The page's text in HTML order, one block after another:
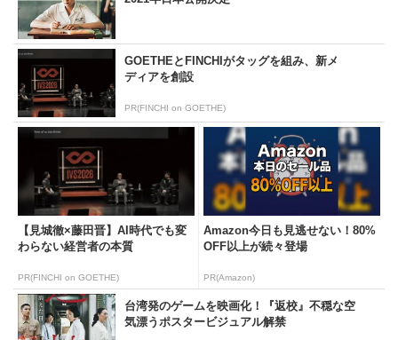
GOETHEとFINCHIがタッグを組み、新メ
ディアを創設
PR(FINCHI on GOETHE)
【見城徹×藤田晋】AI時代でも変
わらない経営者の本質
PR(FINCHI on GOETHE)
Amazon今日も見逃せない！80%
OFF以上が続々登場
PR(Amazon)
台湾発のゲームを映画化！『返校』不穏な空
気漂うポスタービジュアル解禁